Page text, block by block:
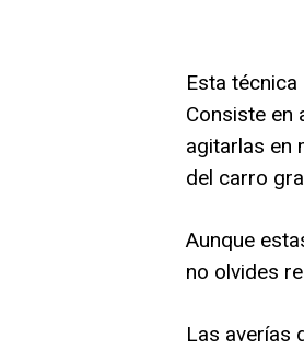
Esta
Consiste en
agitarlas en
del carro
Aunque
no olvides
Las averías